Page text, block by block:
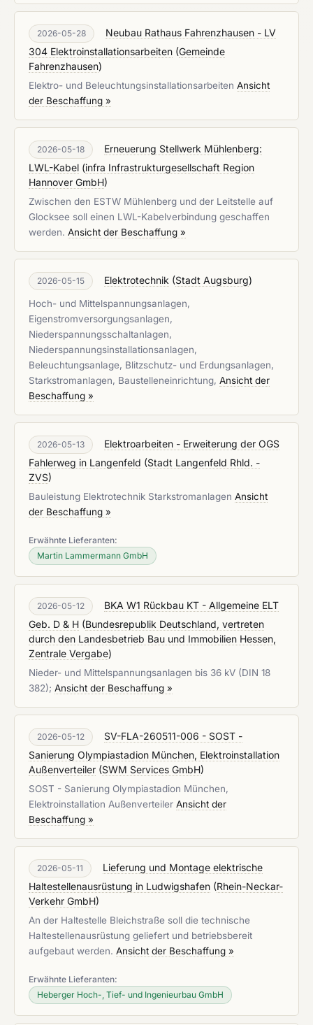
2026-05-28
Neubau Rathaus Fahrenzhausen - LV
304 Elektroinstallationsarbeiten (Gemeinde
Fahrenzhausen)
Elektro- und Beleuchtungsinstallationsarbeiten Ansicht
der Beschaffung »
2026-05-18
Erneuerung Stellwerk Mühlenberg:
LWL-Kabel (infra Infrastrukturgesellschaft Region
Hannover GmbH)
Zwischen den ESTW Mühlenberg und der Leitstelle auf
Glocksee soll einen LWL-Kabelverbindung geschaffen
werden. Ansicht der Beschaffung »
2026-05-15 Elektrotechnik (Stadt Augsburg)
Hoch- und Mittelspannungsanlagen,
Eigenstromversorgungsanlagen,
Niederspannungsschaltanlagen,
Niederspannungsinstallationsanlagen,
Beleuchtungsanlage, Blitzschutz- und Erdungsanlagen,
Starkstromanlagen, Baustelleneinrichtung, Ansicht der
Beschaffung »
2026-05-13
Elektroarbeiten - Erweiterung der OGS
Fahlerweg in Langenfeld (Stadt Langenfeld Rhld. -
ZVS)
Bauleistung Elektrotechnik Starkstromanlagen Ansicht
der Beschaffung »
Erwähnte Lieferanten:
Martin Lammermann GmbH
2026-05-12
BKA W1 Rückbau KT - Allgemeine ELT
Geb. D & H (Bundesrepublik Deutschland, vertreten
durch den Landesbetrieb Bau und Immobilien Hessen,
Zentrale Vergabe)
Nieder- und Mittelspannungsanlagen bis 36 kV (DIN 18
382); Ansicht der Beschaffung »
2026-05-12
SV-FLA-260511-006 - SOST -
Sanierung Olympiastadion München, Elektroinstallation
Außenverteiler (SWM Services GmbH)
SOST - Sanierung Olympiastadion München,
Elektroinstallation Außenverteiler Ansicht der
Beschaffung »
2026-05-11
Lieferung und Montage elektrische
Haltestellenausrüstung in Ludwigshafen (Rhein-Neckar-
Verkehr GmbH)
An der Haltestelle Bleichstraße soll die technische
Haltestellenausrüstung geliefert und betriebsbereit
aufgebaut werden. Ansicht der Beschaffung »
Erwähnte Lieferanten:
Heberger Hoch-, Tief- und Ingenieurbau GmbH